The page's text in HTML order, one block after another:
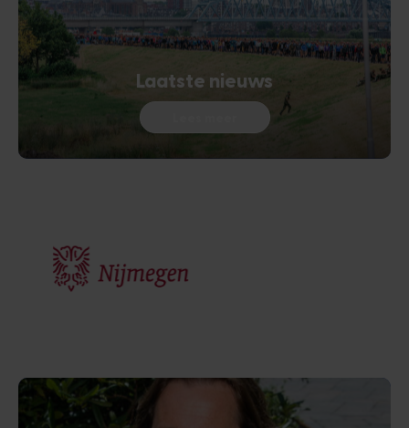
Laatste nieuws